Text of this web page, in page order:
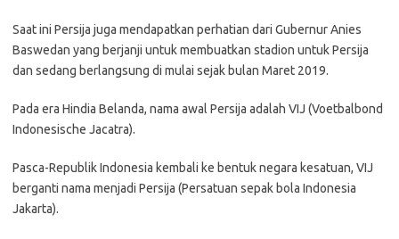
Saat ini Persija juga mendapatkan perhatian dari Gubernur Anies
Baswedan yang berjanji untuk membuatkan stadion untuk Persija
dan sedang berlangsung di mulai sejak bulan Maret 2019.
Pada era Hindia Belanda, nama awal Persija adalah VIJ (Voetbalbond
Indonesische Jacatra).
Pasca-Republik Indonesia kembali ke bentuk negara kesatuan, VIJ
berganti nama menjadi Persija (Persatuan sepak bola Indonesia
Jakarta).